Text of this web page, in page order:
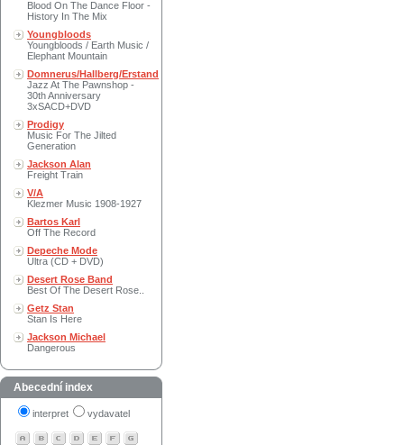
Blood On The Dance Floor -
History In The Mix
Youngbloods
Youngbloods / Earth Music /
Elephant Mountain
Domnerus/Hallberg/Erstand
Jazz At The Pawnshop -
30th Anniversary
3xSACD+DVD
Prodigy
Music For The Jilted
Generation
Jackson Alan
Freight Train
V/A
Klezmer Music 1908-1927
Bartos Karl
Off The Record
Depeche Mode
Ultra (CD + DVD)
Desert Rose Band
Best Of The Desert Rose..
Getz Stan
Stan Is Here
Jackson Michael
Dangerous
Abecední index
interpret vydavatel